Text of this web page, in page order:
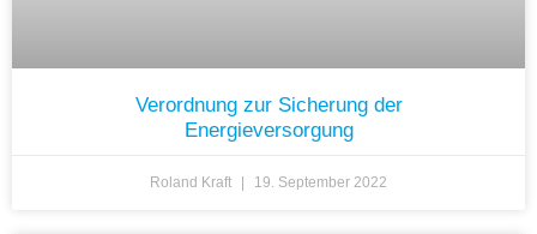
Verordnung zur Sicherung der
Energieversorgung
Roland Kraft 19. September 2022